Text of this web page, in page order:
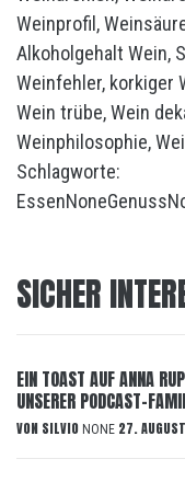
Schlagworte:
EssenNoneGenuss
SICHER
EIN TOAST AUF ANNA
UNSERER PODCAST-
VON SILVIO NONE 27.